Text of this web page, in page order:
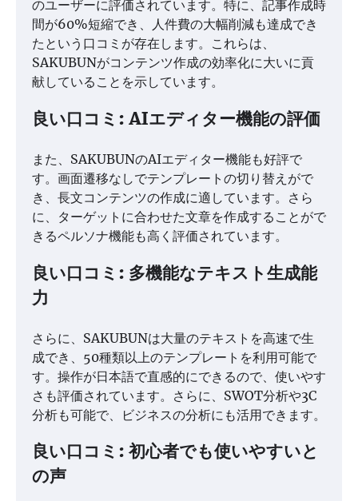
のユーザーに評価されています。特に、記事作成時
間が60%短縮でき、人件費の大幅削減も達成でき
たという口コミが存在します。これらは、
SAKUBUNがコンテンツ作成の効率化に大いに貢
献していることを示しています。
良い口コミ: AIエディター機能の評価
また、SAKUBUNのAIエディター機能も好評で
す。画面遷移なしでテンプレートの切り替えがで
き、長文コンテンツの作成に適しています。さら
に、ターゲットに合わせた文章を作成することがで
きるペルソナ機能も高く評価されています。
良い口コミ: 多機能なテキスト生成能
力
さらに、SAKUBUNは大量のテキストを高速で生
成でき、50種類以上のテンプレートを利用可能で
す。操作が日本語で直感的にできるので、使いやす
さも評価されています。さらに、SWOT分析や3C
分析も可能で、ビジネスの分析にも活用できます。
良い口コミ: 初心者でも使いやすいと
の声